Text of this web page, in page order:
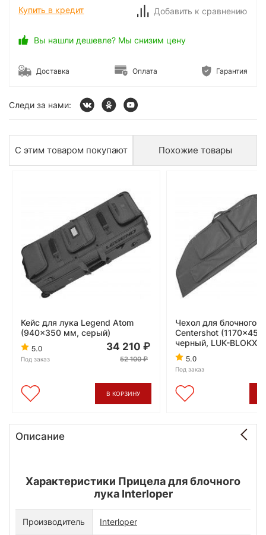
Купить в кредит
Добавить к сравнению
Вы нашли дешевле? Мы снизим цену
Доставка Оплата Гарантия
Следи за нами:
С этим товаром покупают Похожие товары
Кейс для лука Legend Atom
(940x350 мм, серый)
5.0
Под заказ
34 210
52 100
В КОРЗИНУ
Чехол для блочного
Centershot
черный, LUK-
5.0
Под заказ
Описание
Характеристики Прицела для блочного
лука Interloper
Производитель Interloper